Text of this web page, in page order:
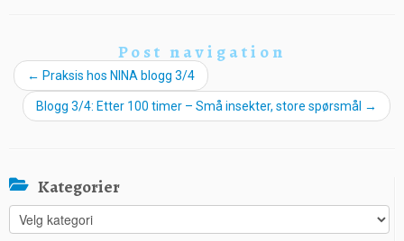
Post navigation
← Praksis hos NINA blogg 3/4
Blogg 3/4: Etter 100 timer – Små insekter, store spørsmål →
Kategorier
Kategorier